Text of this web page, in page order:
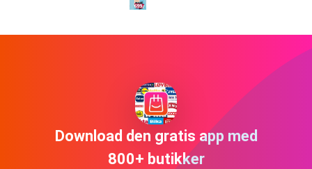
Download den gratis app med
800+ butikker